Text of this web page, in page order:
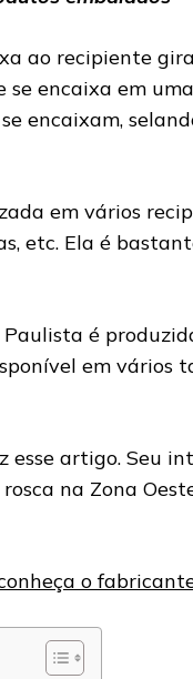
ao recipiente
encaixa em
encaixam,
em vários
etc. Ela é
é
em vários
esse artigo. Seu
na Zona
o